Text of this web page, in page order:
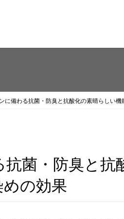
に備わる抗菌・防臭と抗酸化の素晴らしい
の効果